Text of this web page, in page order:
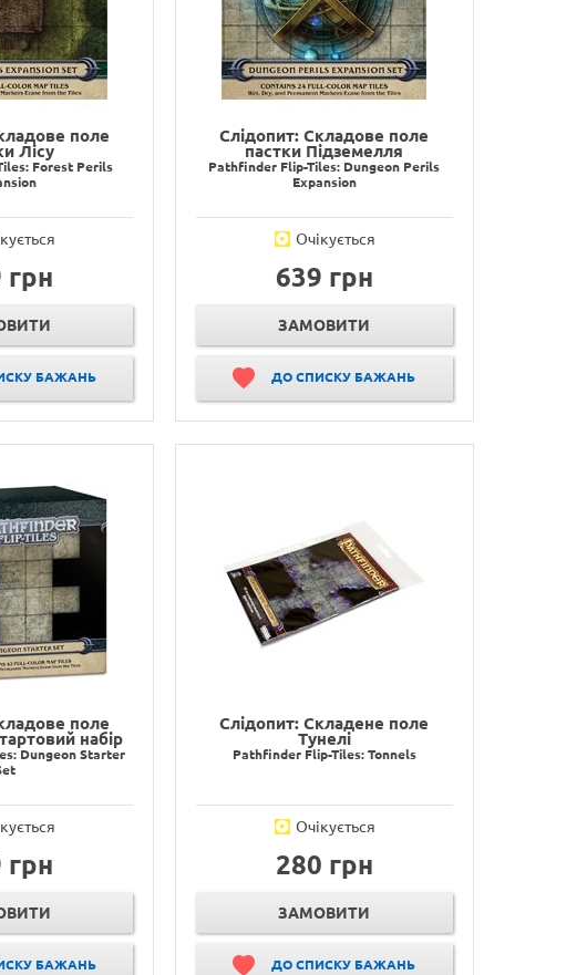
поле
Лісу
Forest Perils
грн
БАЖАНЬ
Слідопит: Складове поле
пастки Підземелля
Pathfinder Flip-Tiles: Dungeon Perils
Expansion
Очікується
639 грн
ЗАМОВИТИ
ДО СПИСКУ БАЖАНЬ
поле
набір
Dungeon Starter
грн
БАЖАНЬ
Слідопит: Складене поле
Тунелі
Pathfinder Flip-Tiles: Tonnels
Очікується
280 грн
ЗАМОВИТИ
ДО СПИСКУ БАЖАНЬ